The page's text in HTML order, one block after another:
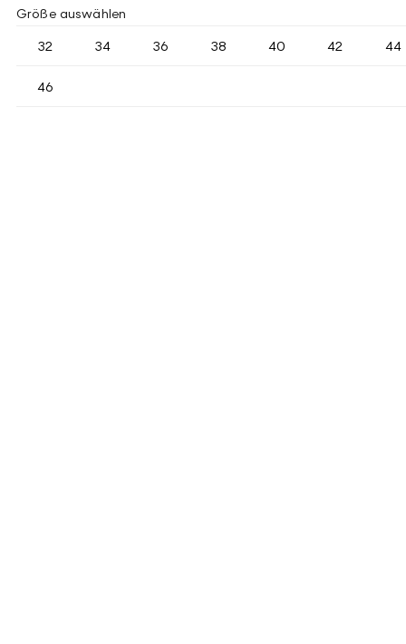
Größe auswählen
32 34 36 38 40 42 44
46